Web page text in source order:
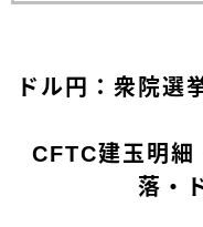
ドル円：衆院選
CFTC建玉明細
落・